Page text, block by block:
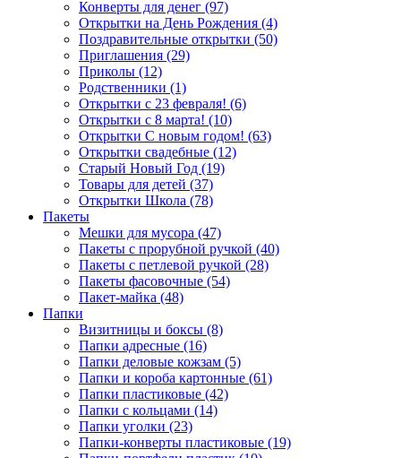
Конверты для денег (97)
Открытки на День Рождения (4)
Поздравительные открытки (50)
Приглашения (29)
Приколы (12)
Родственники (1)
Открытки с 23 февраля! (6)
Открытки с 8 марта! (10)
Открытки С новым годом! (63)
Открытки свадебные (12)
Старый Новый Год (19)
Товары для детей (37)
Открытки Школа (78)
Пакеты
Мешки для мусора (47)
Пакеты с прорубной ручкой (40)
Пакеты с петлевой ручкой (28)
Пакеты фасовочные (54)
Пакет-майка (48)
Папки
Визитницы и боксы (8)
Папки адресные (16)
Папки деловые кожзам (5)
Папки и короба картонные (61)
Папки пластиковые (42)
Папки с кольцами (14)
Папки уголки (23)
Папки-конверты пластиковые (19)